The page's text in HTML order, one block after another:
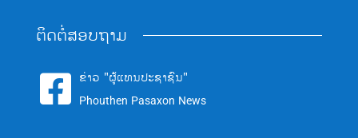
ຕິດຕໍ່ສອບຖາມ
 ຂ່າວ "ຜູ້ແທນປະຊາຊົນ"
Phouthen Pasaxon News